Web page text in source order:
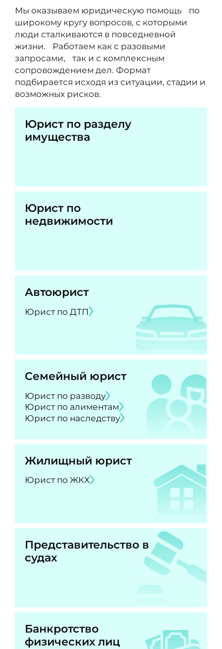
Мы оказываем юридическую помощь по
широкому кругу вопросов, с которыми
люди сталкиваются в повседневной
жизни. Работаем как с разовыми
запросами, так и с комплексным
сопровождением дел. Формат
подбирается исходя из ситуации, стадии и
возможных рисков.
Юрист по разделу
имущества
Юрист по
недвижимости
Автоюрист
Юрист по ДТП
Семейный юрист
Юрист по разводу
Юрист по алиментам
Юрист по наследству
Жилищный юрист
Юрист по ЖКХ
Представительство в
судах
Банкротство
физических лиц